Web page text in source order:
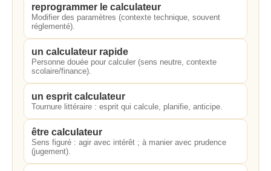
reprogrammer le calculateur
Modifier des paramètres (contexte technique, souvent
réglementé).
un calculateur rapide
Personne douée pour calculer (sens neutre, contexte
scolaire/finance).
un esprit calculateur
Tournure littéraire : esprit qui calcule, planifie, anticipe.
être calculateur
Sens figuré : agir avec intérêt ; à manier avec prudence
(jugement).